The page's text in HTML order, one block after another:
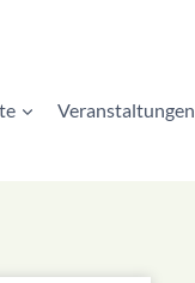
Veranstaltungen